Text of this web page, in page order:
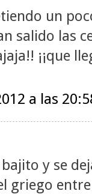
un
salido las
¡¡que
a las
y se
griego